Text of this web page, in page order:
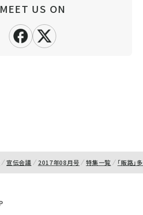
MEET US ON
宣伝会議 2017年08月号 特集一覧 「販路